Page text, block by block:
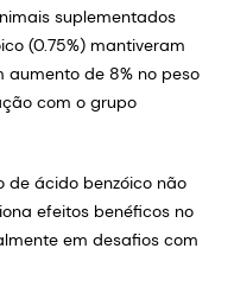
suplementados
(0.75%) mantiveram
aumento de 8% no peso
com o grupo
de ácido benzóico não
efeitos benéficos no
em desafios com